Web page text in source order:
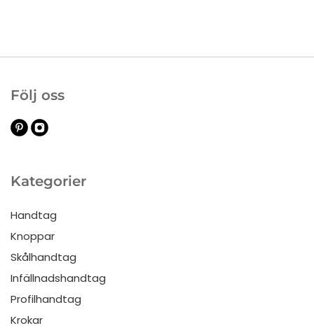
Kategorier
Handtag
Knoppar
Skålhandtag
Infällnadshandtag
Profilhandtag
Krokar
Följ oss